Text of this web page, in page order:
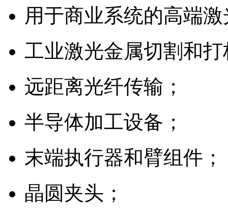
用于商业系统的高端
工业激光金属切割和
远距离光纤传输；
半导体加工设备；
末端执行器和臂组件；
晶圆夹头；